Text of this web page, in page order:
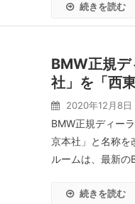
続きを読む
BMW正規デ
社」を「西
2020年12月8日
BMW正規ディー
京本社」と名称
ルームは、最新
続きを読む